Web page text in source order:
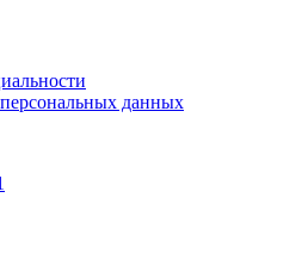
данных